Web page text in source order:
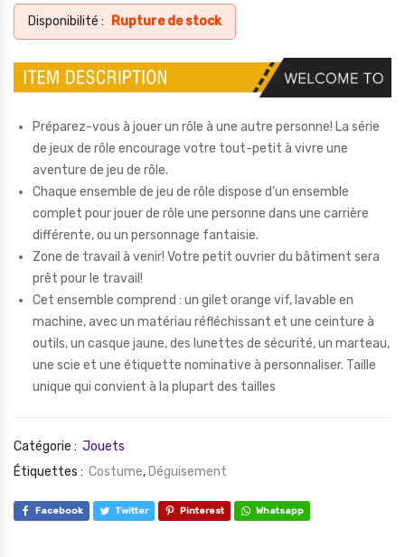
Disponibilité : Rupture de stock
Préparez-vous à jouer un rôle à une autre personne! La série
de jeux de rôle encourage votre tout-petit à vivre une
aventure de jeu de rôle.
Chaque ensemble de jeu de rôle dispose d’un ensemble
complet pour jouer de rôle une personne dans une carrière
différente, ou un personnage fantaisie.
Zone de travail à venir! Votre petit ouvrier du bâtiment sera
prêt pour le travail!
Cet ensemble comprend : un gilet orange vif, lavable en
machine, avec un matériau réfléchissant et une ceinture à
outils, un casque jaune, des lunettes de sécurité, un marteau,
une scie et une étiquette nominative à personnaliser. Taille
unique qui convient à la plupart des tailles
Catégorie : Jouets
Étiquettes : Costume, Déguisement
Facebook Twitter Pinterest Whatsapp